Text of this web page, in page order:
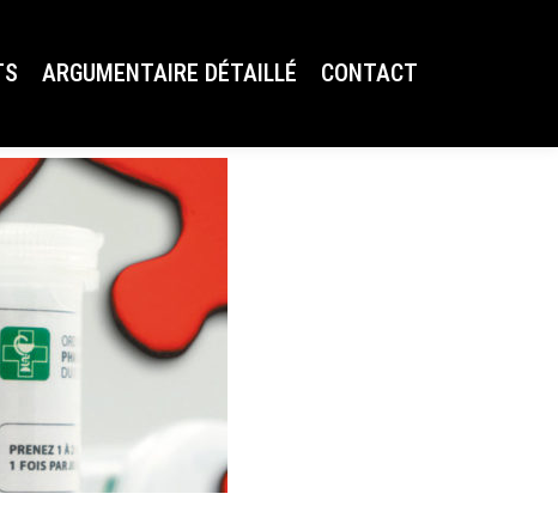
ARGUMENTAIRE DÉTAILLÉ CONTACT